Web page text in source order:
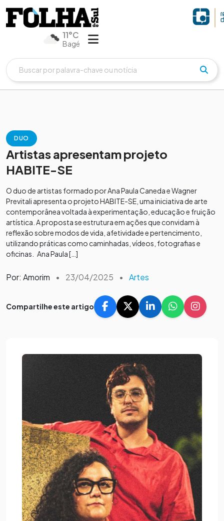
11°C
Bagé
DUO
Artistas apresentam projeto
HABITE-SE
O duo de artistas formado por Ana Paula Caneda e Wagner
Previtali apresenta o projeto HABITE-SE, uma iniciativa de arte
contemporânea voltada à experimentação, educação e fruição
artística. A proposta se estrutura em ações que convidam à
reflexão sobre modos de vida, afetividade e pertencimento,
utilizando práticas como caminhadas, vídeos, fotografias e
oficinas. Ana Paula […]
Por: Amorim • 23/04/2025 • Artes
Compartilhe este artigo